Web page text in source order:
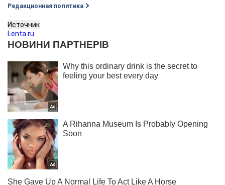
Редакционная политика
Источник
Lenta.ru